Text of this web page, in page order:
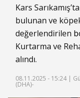
Kars
bulunan ve köpek
değerlendirilen
Kurtarma ve
alındı.
08.11.2025 - 15:24 |
(DHA)-